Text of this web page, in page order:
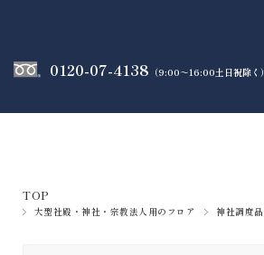
0120-07-4138 （9:00～16:00土日祝除く）
TOP
大型社殿・神社・宗教法人用のフロア 神社調度品